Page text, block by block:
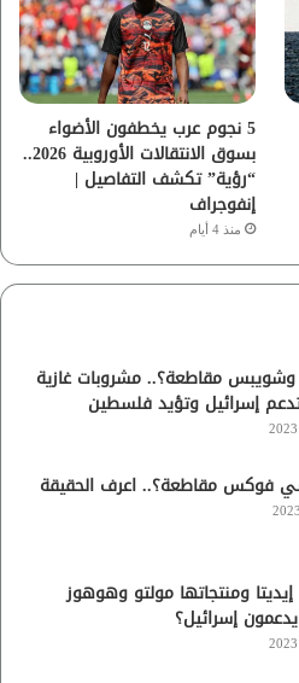
5 نجوم عرب يخطفون الأضواء
بسوق الانتقالات الأوروبية 2026..
“رؤية” تكشف التفاصيل |
إنفوجراف
منذ 4 أيام
مقاطعة؟.. مشروبات غازية
إسرائيل وتؤيد فلسطين
فوكس مقاطعة؟.. اعرف الحقيقة
ومنتجاتها مولتو وهوهوز
إسرائيل؟